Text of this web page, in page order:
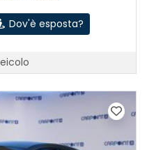
Dov'è esposta?